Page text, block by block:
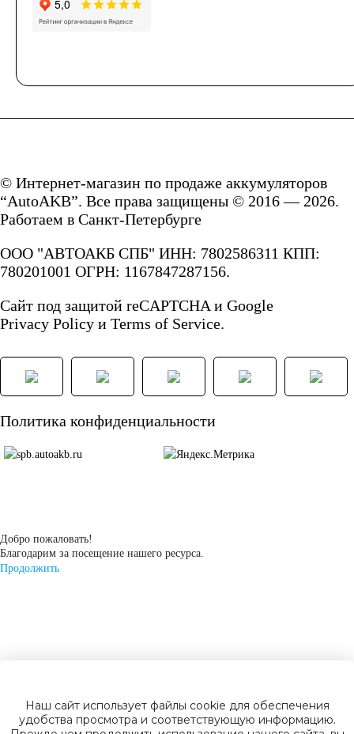
АКБ для кассовых
кары
Электропогрузчики
Бытовые АКБ
Детские
Пусковые
© Интернет-магазин по продаже аккумуляторов
“AutoAKB”. Все права защищены © 2016 — 2026.
Работаем в Санкт-Петербурге
ООО "АВТОАКБ СПБ" ИНН: 7802586311 КПП:
780201001 ОГРН: 1167847287156.
Сайт под защитой reCAPTCHA и Google
Privacy Policy и Terms of Service.
Политика конфиденциальности
Добро пожаловать!
Благодарим за посещение нашего ресурса.
Продолжить
Наш сайт использует файлы cookie для обеспечения
удобства просмотра и соответствующую информацию.